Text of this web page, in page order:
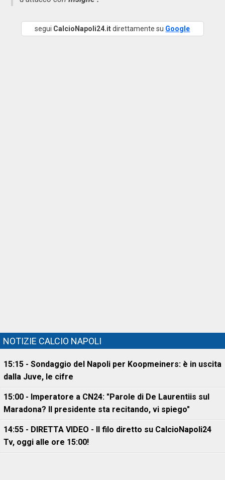
segui CalcioNapoli24.itdirettamente su Google
NOTIZIE CALCIO NAPOLI
15:15 - Sondaggio del Napoli per Koopmeiners: è in uscita
dalla Juve, le cifre
15:00 - Imperatore a CN24: "Parole di De Laurentiis sul
Maradona? Il presidente sta recitando, vi spiego"
14:55 - DIRETTA VIDEO - Il filo diretto su CalcioNapoli24
Tv, oggi alle ore 15:00!